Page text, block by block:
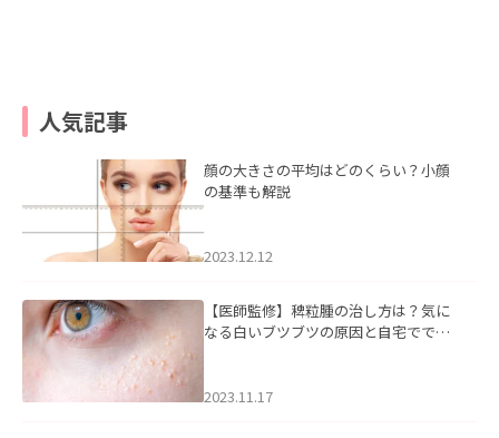
人気記事
顔の大きさの平均はどのくらい？小顔
の基準も解説
2023.12.12
【医師監修】稗粒腫の治し方は？気に
なる白いブツブツの原因と自宅ででき
2023.11.17